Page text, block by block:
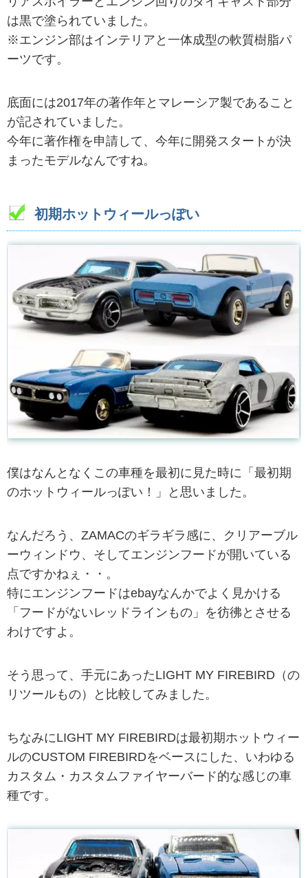
は黒で塗られていました。
※エンジン部はインテリアと一体成型の軟質樹脂パ
ーツです。
底面には2017年の著作年とマレーシア製であること
が記されていました。
今年に著作権を申請して、今年に開発スタートが決
まったモデルなんですね。
初期ホットウィールっぽい
僕はなんとなくこの車種を最初に見た時に「最初期
のホットウィールっぽい！」と思いました。
なんだろう、ZAMACのギラギラ感に、クリアーブル
ーウィンドウ、そしてエンジンフードが開いている
点ですかねぇ・・。
特にエンジンフードはebayなんかでよく見かける
「フードがないレッドラインもの」を彷彿とさせる
わけですよ。
そう思って、手元にあったLIGHT MY FIREBIRD（の
リツールもの）と比較してみました。
ちなみにLIGHT MY FIREBIRDは最初期ホットウィー
ルのCUSTOM FIREBIRDをベースにした、いわゆる
カスタム・カスタムファイヤーバード的な感じの車
種です。